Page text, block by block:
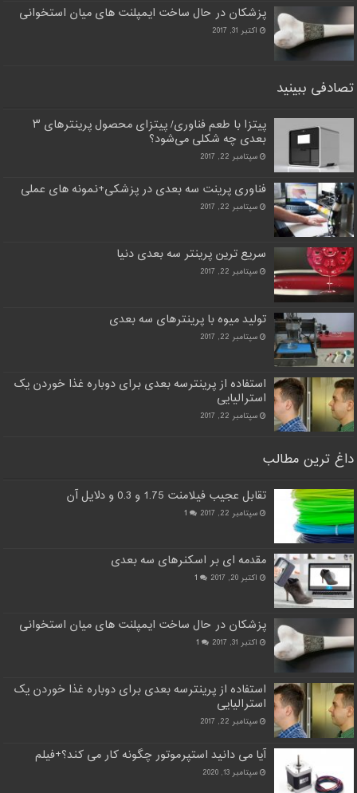
پزشکان در حال ساخت ایمپلنت های میان استخوانی
اکتبر 31, 2017
تصادفی ببینید
پیتزا با طعم فناوری/ پیتزای محصول پرینترهای ۳
بعدی چه شکلی می‌شود؟
سپتامبر 22, 2017
فناوری پرینت سه بعدی در پزشکی+نمونه های عملی
سپتامبر 22, 2017
سریع ترین پرینتر سه بعدی دنیا
سپتامبر 22, 2017
تولید میوه با پرینترهای سه بعدی
سپتامبر 22, 2017
استفاده از پرینترسه بعدی برای دوباره غذا خوردن یک
استرالیایی
سپتامبر 22, 2017
داغ ترین مطالب
تقابل عجیب فیلامنت 1.75 و 0.3 و دلایل آن
سپتامبر 22, 2017 1
مقدمه ای بر اسکنرهای سه بعدی
اکتبر 20, 2017 1
پزشکان در حال ساخت ایمپلنت های میان استخوانی
اکتبر 31, 2017 1
استفاده از پرینترسه بعدی برای دوباره غذا خوردن یک
استرالیایی
سپتامبر 22, 2017
آیا می دانید استپرموتور چگونه کار می کند؟+فیلم
سپتامبر 13, 2020